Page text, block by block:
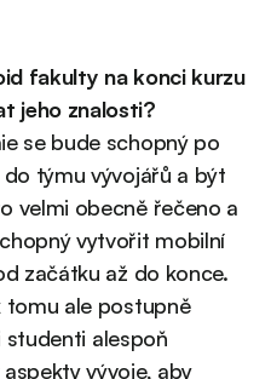
fakulty na konci kurzu
jeho znalosti?
se bude schopný po
týmu vývojářů a být
velmi obecně řečeno a
vytvořit mobilní
začátku až do konce.
tomu ale postupně
studenti alespoň
vývoje, aby